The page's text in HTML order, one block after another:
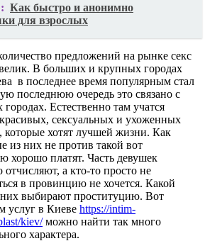
Как быстро и анонимно
для взрослых
предложений на рынке секс
велик. В больших и крупных городах
в последнее время популярным стал
последнюю очередь это связано с
Естественно там учатся
сексуальных и ухоженных
которые хотят лучшей жизни. Как
из них не против такой вот
хорошо платят. Часть девушек
отчисляют, а кто-то просто не
в провинцию не хочется. Какой
выбирают проституцию. Вот
услуг в Киеве https://intim-
kiev/можно найти так много
характера.